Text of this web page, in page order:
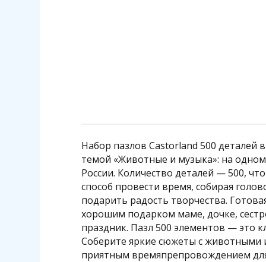
Набор пазлов Castorland 500
темой «Животные и музыка»: на
России. Количество деталей — 500,
способ провести время, собирая
подарить радость творчества.
хорошим подарком маме, дочке,
праздник. Пазл 500 элементов — это
Соберите яркие сюжеты с животными
приятным времяпрепровождением